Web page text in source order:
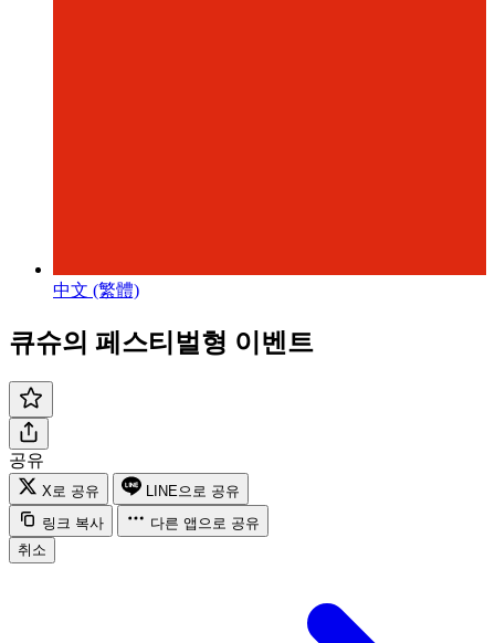
中文 (繁體)
큐슈의 페스티벌형 이벤트
공유
X로 공유
LINE으로 공유
링크 복사
다른 앱으로 공유
취소